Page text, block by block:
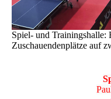
Spiel- und Trainingshalle:
Zuschauendenplätze auf